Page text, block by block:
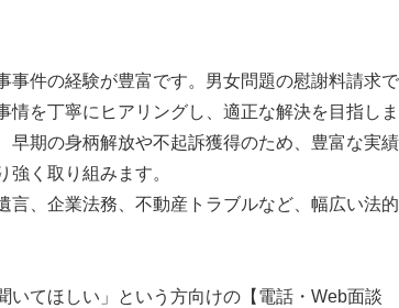
事件の経験が豊富です。男女問題の慰謝料請求で
情を丁寧にヒアリングし、適正な解決を目指しま
早期の身柄解放や不起訴獲得のため、豊富な実績
強く取り組みます。
言、企業法務、不動産トラブルなど、幅広い法的
いてほしい」という方向けの【電話・Web面談